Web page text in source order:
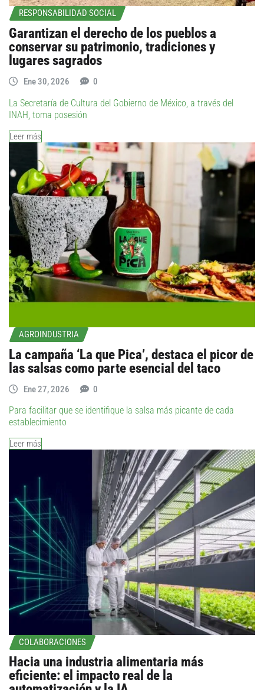
RESPONSABILIDAD SOCIAL
Garantizan el derecho de los pueblos a
conservar su patrimonio, tradiciones y
lugares sagrados
Ene 30, 2026 0
La Secretaría de Cultura del Gobierno de México, a través del
INAH, toma posesión
Leer más
AGROINDUSTRIA
La campaña ‘La que Pica’, destaca el picor de
las salsas como parte esencial del taco
Ene 27, 2026 0
Para facilitar que se identifique la salsa más picante de cada
establecimiento
Leer más
COLABORACIONES
Hacia una industria alimentaria más
eficiente: el impacto real de la